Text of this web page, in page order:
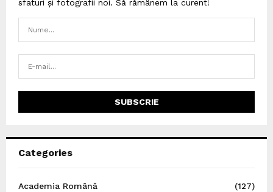
sfaturi și fotografii noi. Să rămânem la curent!
Categories
Academia Română
(127)